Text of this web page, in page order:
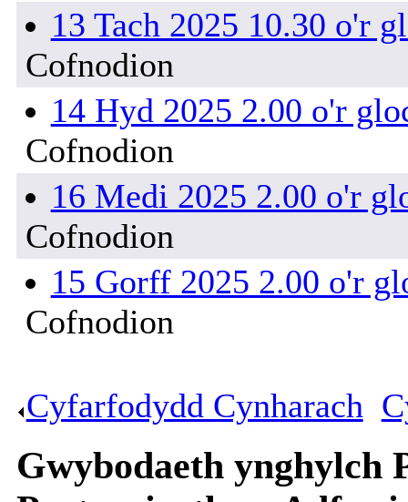
13 Tach 2025 10.30 o'r
Cofnodion
14 Hyd 2025 2.00 o'r
Cofnodion
16 Medi 2025 2.00 o'r
Cofnodion
15 Gorff 2025 2.00 o'r
Cofnodion
Cyfarfodydd Cynharach
Gwybodaeth ynghylch